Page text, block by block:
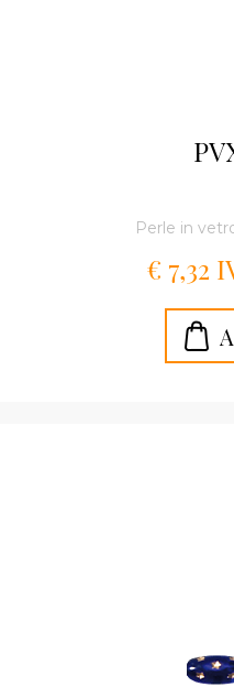
Perle in
€ 7,32